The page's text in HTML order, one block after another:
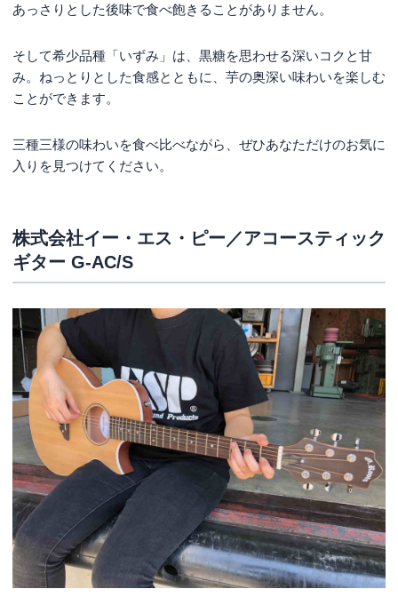
あっさりとした後味で食べ飽きることがありません。
そして希少品種「いずみ」は、黒糖を思わせる深いコクと甘
み。ねっとりとした食感とともに、芋の奥深い味わいを楽しむ
ことができます。
三種三様の味わいを食べ比べながら、ぜひあなただけのお気に
入りを見つけてください。
株式会社イー・エス・ピー／アコースティック
ギター G-AC/S